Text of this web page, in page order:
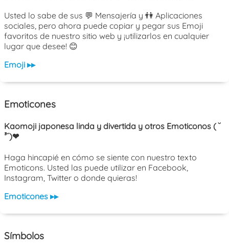
Usted lo sabe de sus 💬 Mensajería y 👫 Aplicaciones
sociales, pero ahora puede copiar y pegar sus Emoji
favoritos de nuestro sitio web y ¡utilizarlos en cualquier
lugar que desee! 😊
Emoji ▸▸
Emoticones
Kaomoji japonesa linda y divertida y otros Emoticonos ( ˘
³˘)❤
Haga hincapié en cómo se siente con nuestro texto
Emoticons. Usted las puede utilizar en Facebook,
Instagram, Twitter o donde quieras!
Emoticones ▸▸
Símbolos